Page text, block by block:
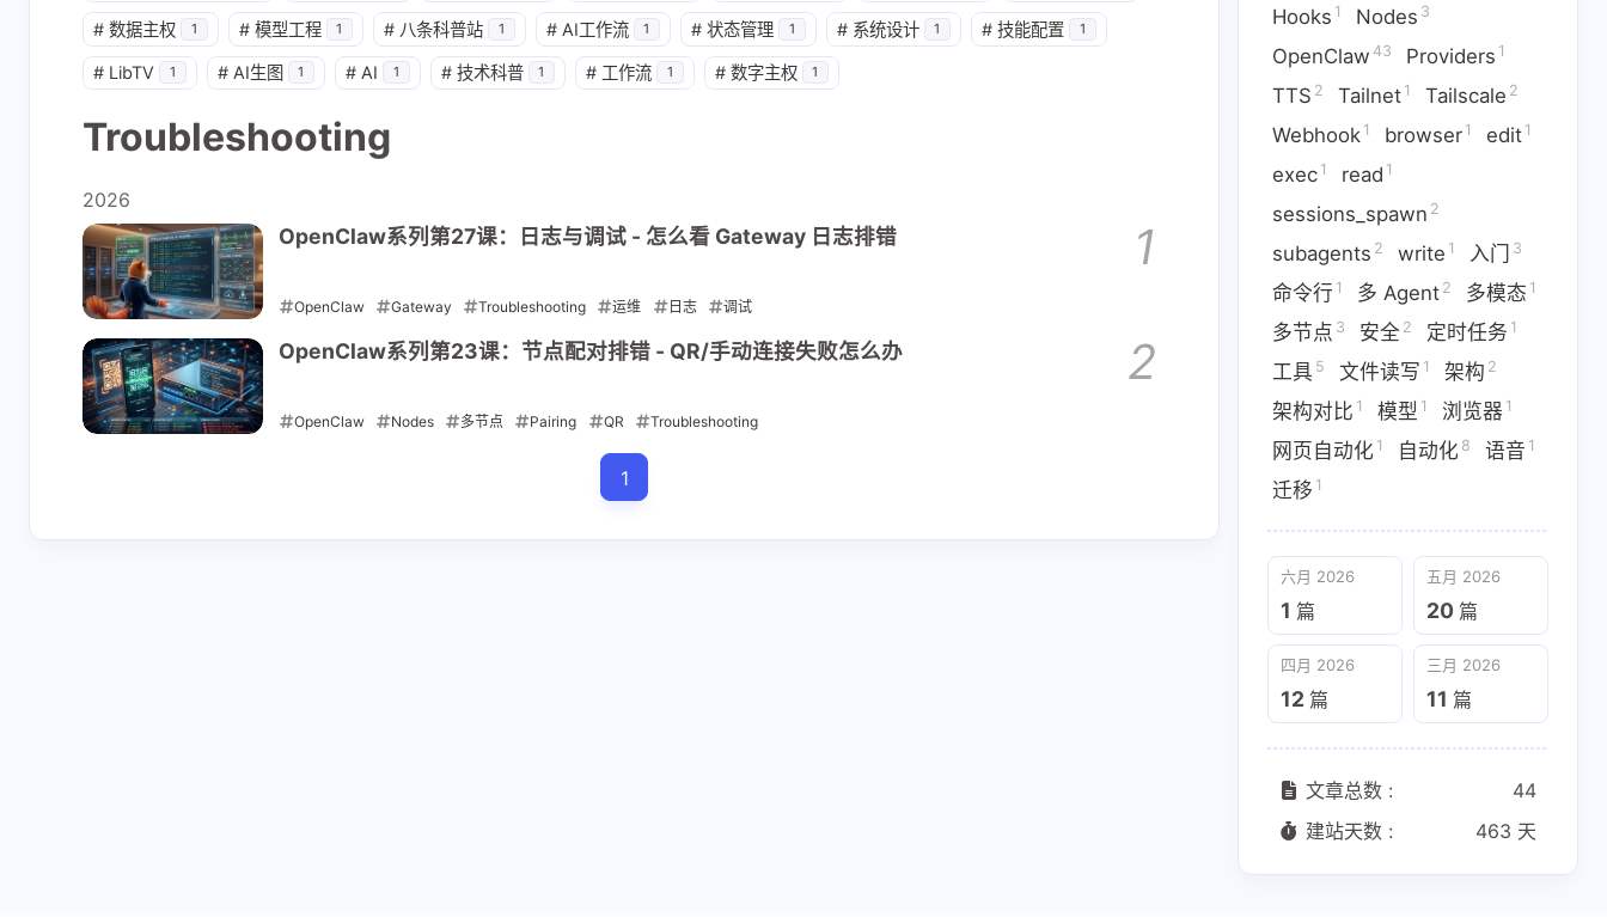
Heartbeat Hermes Hooks1 Nodes
TTS2 Tailnet edit1 exec1
1
文件读写
网页自动化 语音1
迁移
六月 2026
11 篇
# 数据主权 1 # 模型工程 1 # 八条科普站 1 # AI工作流 1 # 状态管理 1 # 系统设计 1 # 技能配置 1
# LibTV 1 # AI生图 1 # AI 1 # 技术科普 1 # 工作流 1 # 数字主权 1
Troubleshooting
2026
OpenClaw系列第27课：日志与调试 - 怎么看 Gateway 日志排错 1
OpenClaw Gateway Troubleshooting 运维 日志 调试
2026-05-13
OpenClaw系列第23课：节点配对排错 - QR/手动连接失败怎么办 2
OpenClaw Nodes 多节点 Pairing QR Troubleshooting
1
Hooks 1 Nodes 3
OpenClaw 43 Providers 1
TTS 2 Tailnet 1 Tailscale 2
Webhook 1 browser 1 edit 1
exec 1 read 1
sessions_spawn 2
subagents 2 write 1 入门 3
命令行 1 多 Agent 2 多模态 1
多节点 3 安全 2 定时任务 1
工具 5 文件读写 1 架构 2
架构对比 1 模型 1 浏览器 1
网页自动化 1 自动化 8 语音 1
迁移 1
六月 2026
1 篇
五月 2026
20 篇
四月 2026
12 篇
三月 2026
11 篇
文章总数 :
44
建站天数 :
463 天